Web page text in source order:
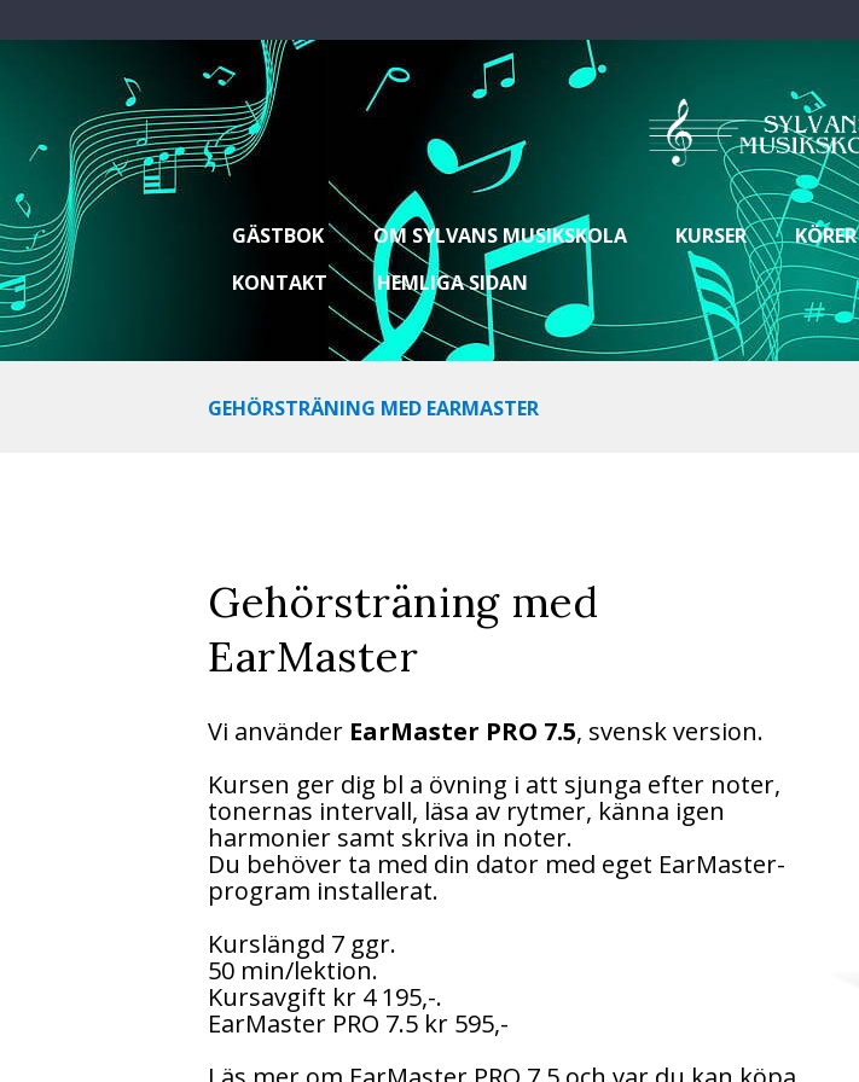
GÄSTBOK OM SYLVANS MUSIKSKOLA KURSER KÖRER
KONTAKT
HEMLIGA SIDAN
GEHÖRSTRÄNING MED EARMASTER
Gehörsträning med
EarMaster
Vi använder EarMaster PRO 7.5, svensk version.
Kursen ger dig bl a övning i att sjunga efter noter,
tonernas intervall, läsa av rytmer, känna igen
harmonier samt skriva in noter.
Du behöver ta med din dator med eget EarMaster-
program installerat.
Kurslängd 7 ggr.
50 min/lektion.
Kursavgift kr 4 195,-.
EarMaster PRO 7.5 kr 595,-